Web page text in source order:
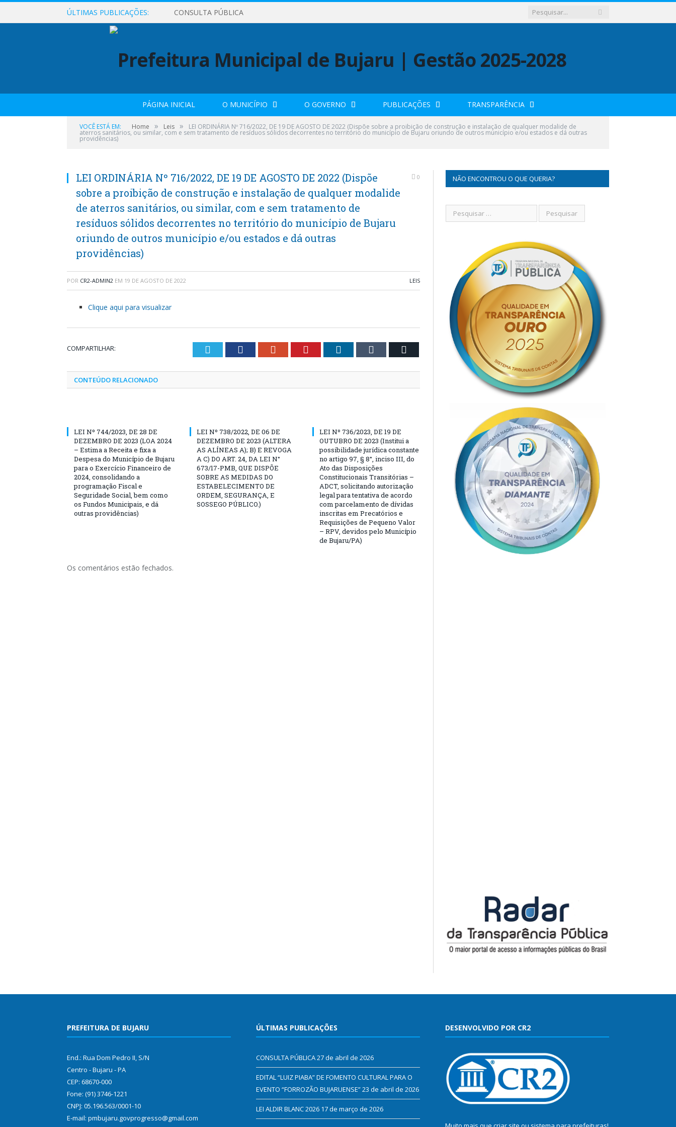
ÚLTIMAS PUBLICAÇÕES: CONSULTA PÚBLICA
PÁGINA INICIAL O MUNICÍPIO O GOVERNO PUBLICAÇÕES TRANSPARÊNCIA
VOCÊ ESTÁ EM: Home » Leis » LEI ORDINÁRIA Nº 716/2022, DE 19 DE AGOSTO DE 2022 (Dispõe sobre a proibição de construção e instalação de qualquer modalide de
aterros sanitários, ou similar, com e sem tratamento de resíduos sólidos decorrentes no território do município de Bujaru oriundo de outros município e/ou estados e dá outras
providências)
LEI ORDINÁRIA Nº 716/2022, DE 19 DE AGOSTO DE 2022 (Dispõe
sobre a proibição de construção e instalação de qualquer modalide
de aterros sanitários, ou similar, com e sem tratamento de
resíduos sólidos decorrentes no território do município de Bujaru
oriundo de outros município e/ou estados e dá outras
providências)
0
POR CR2-ADMIN2 EM 19 DE AGOSTO DE 2022 LEIS
Clique aqui para visualizar
COMPARTILHAR: Twitter Facebook Google+ Pinterest LinkedIn Tumblr
CONTEÚDO RELACIONADO
LEI Nº 744/2023, DE 28 DE
DEZEMBRO DE 2023 (LOA 2024
– Estima a Receita e fixa a
Despesa do Município de Bujaru
para o Exercício Financeiro de
2024, consolidando a
programação Fiscal e
Seguridade Social, bem como
os Fundos Municipais, e dá
outras providências)
LEI Nº 738/2022, DE 06 DE
DEZEMBRO DE 2023 (ALTERA
AS ALÍNEAS A); B) E REVOGA
A C) DO ART. 24, DA LEI N°
673/17-PMB, QUE DISPÕE
SOBRE AS MEDIDAS DO
ESTABELECIMENTO DE
ORDEM, SEGURANÇA, E
SOSSEGO PÚBLICO.)
LEI Nº 736/2023, DE 19 DE
OUTUBRO DE 2023 (Institui a
possibilidade jurídica constante
no artigo 97, § 8°, inciso III, do
Ato das Disposições
Constitucionais Transitórias –
ADCT, solicitando autorização
legal para tentativa de acordo
com parcelamento de dívidas
inscritas em Precatórios e
Requisições de Pequeno Valor
– RPV, devidos pelo Município
de Bujaru/PA)
Os comentários estão fechados.
NÃO ENCONTROU O QUE QUERIA?
PREFEITURA DE BUJARU
End.: Rua Dom Pedro II, S/N
Centro - Bujaru - PA
CEP: 68670-000
Fone: (91) 3746-1221
CNPJ: 05.196.563/0001-10
E-mail: pmbujaru.govprogresso@gmail.com
ÚLTIMAS PUBLICAÇÕES
CONSULTA PÚBLICA27 de abril de 2026
EDITAL “LUIZ PIABA” DE FOMENTO CULTURAL PARA O
EVENTO “FORROZÃO BUJARUENSE”23 de abril de 2026
LEI ALDIR BLANC 2026 17 de março de 2026
DESENVOLVIDO POR CR2